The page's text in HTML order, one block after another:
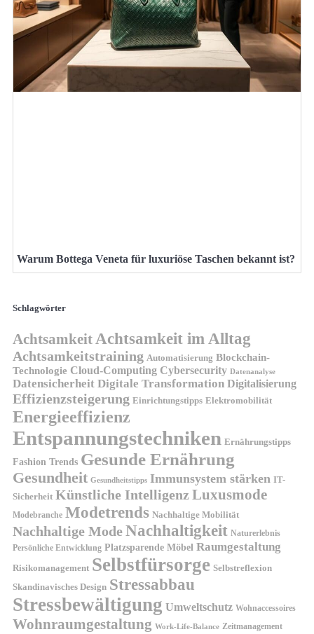
Warum Bottega Veneta für luxuriöse Taschen bekannt ist?
Schlagwörter
AchtsamkeitAchtsamkeit im Alltag
Achtsamkeitstraining Automatisierung Blockchain-
Technologie Cloud-Computing Cybersecurity Datenanalyse
Datensicherheit Digitale Transformation Digitalisierung
Effizienzsteigerung Einrichtungstipps Elektromobilität
Energieeffizienz
Entspannungstechniken Ernährungstipps
Fashion Trends Gesunde Ernährung
Gesundheit Gesundheitstipps Immunsystem stärken IT-
Sicherheit Künstliche IntelligenzLuxusmode
Modebranche Modetrends Nachhaltige Mobilität
Nachhaltige ModeNachhaltigkeit Naturerlebnis
Persönliche Entwicklung Platzsparende Möbel Raumgestaltung
Risikomanagement Selbstfürsorge Selbstreflexion
Skandinavisches Design Stressabbau
Stressbewältigung Umweltschutz Wohnaccessoires
Wohnraumgestaltung Work-Life-Balance Zeitmanagement